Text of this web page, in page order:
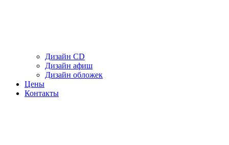
Дизайн CD
Дизайн афиш
Дизайн обложек
Цены
Контакты